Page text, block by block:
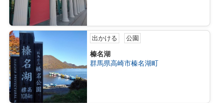
出かける 公園
榛名湖
群馬県高崎市榛名湖町